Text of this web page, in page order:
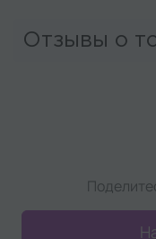
Отзывы о